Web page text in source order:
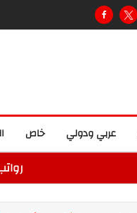
خاص عربي ودولي
رواتب النواب